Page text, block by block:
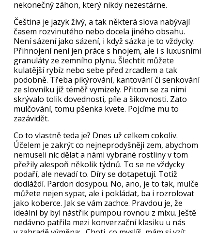
nekonečný záhon, který nikdy nezestárne.
Čeština je jazyk živý, a tak některá slova nabývají
časem rozvinutého nebo docela jiného obsahu.
Není sázení jako sázení, i když sázka je to vždycky.
Přihnojení není jen práce s hnojem, ale i s luxusními
granuláty ze zemního plynu. Šlechtit můžete
kulatější rybíz nebo sebe před zrcadlem a tak
podobně. Třeba pikýrování, kantování či senkování
ze slovníku již téměř vymizely. Přitom se za nimi
skrývalo tolik dovednosti, píle a šikovnosti. Zato
mulčování, tomu pšenka kvete. Pojďme mu to
zazávidět.
Co to vlastně teda je? Dnes už celkem cokoliv.
Účelem je zakrýt co nejneprodyšněji zem, abychom
nemuseli nic dělat a námi vybrané rostliny v tom
přežily alespoň několik týdnů. To se ne vždycky
podaří, ale nevadí to. Díry se dotapetují. Totiž
dodláždí. Pardon dosypou. No, ano, je to tak, mulče
můžete nejen sypat, ale i pokládat, ba i rozrolovat
jako koberce. Jak se vám zachce. Pravdou je, že
ideální by byl nástřik pumpou rovnou z mixu. Ještě
nedávno patřila mezi konverzační klasiku u nás